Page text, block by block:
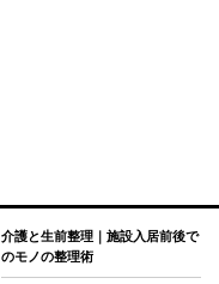
介護と生前整理｜施設入居前後で
のモノの整理術